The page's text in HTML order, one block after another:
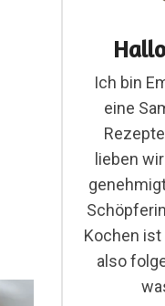
Ich bin
eine
lieben
Kochen
also